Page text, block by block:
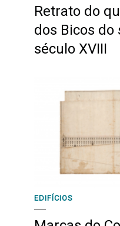
Retrato do
dos Bicos do
século XVIII
EDIFÍCIOS